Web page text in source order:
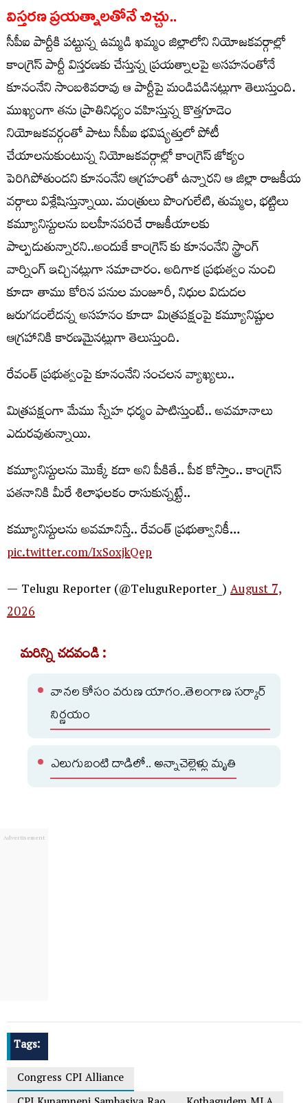
విస్తరణ ప్రయత్నాలతోనే చిచ్చు..
సీపీఐ పార్టీకి పట్టున్న ఉమ్మడి ఖమ్మం జిల్లాలోని నియోజకవర్గాల్లో
కాంగ్రెస్ పార్టీ విస్తరణకు చేస్తున్న ప్రయత్నాలపై అసహనంతోనే
కూనంనేని సాంబశివరావు ఆ పార్టీపై మండిపడినట్లుగా తెలుస్తుంది.
ముఖ్యంగా తను ప్రాతినిధ్యం వహిస్తున్న కొత్తగూడెం
నియోజకవర్గంతో పాటు సీపీఐ భవిష్యత్తులో పోటీ
చేయాలనుకుంటున్న నియోజకవర్గాల్లో కాంగ్రెస్ జోక్యం
పెరిగిపోతుందని కూనంనేని ఆగ్రహంతో ఉన్నారని ఆ జిల్లా రాజకీయ
వర్గాలు విశ్లేషిస్తున్నాయి. మంత్రులు పొంగులేటి, తుమ్మల, భట్టిలు
కమ్యూనిస్టులను బలహీనపరిచే రాజకీయాలకు
పాల్పడుతున్నారని..అందుకే కాంగ్రెస్ కు కూనంనేని స్ట్రాంగ్
వార్నింగ్ ఇచ్చినట్లుగా సమాచారం. అదిగాక ప్రభుత్వం నుంచి
కూడా తాము కోరిన పనుల మంజూరీ, నిధుల విడుదల
జరుగడంలేదన్న అసహనం కూడా మిత్రపక్షంపై కమ్యూనిష్టుల
ఆగ్రహానికి కారణమైనట్లుగా తెలుస్తుంది.
రేవంత్ ప్ర‌భుత్వంపై కూనంనేని సంచ‌ల‌న వ్యాఖ్య‌లు..
మిత్రపక్షంగా మేము స్నేహ ధర్మం పాటిస్తుంటే.. అవమానాలు
ఎదురవుతున్నాయి.
కమ్యూనిస్టుల‌ను మొక్కే కదా అని పీకితే.. పీక కోస్తాం.. కాంగ్రెస్
పతనానికి మీరే శిలాఫలకం రాసుకున్న‌ట్టే..
క‌మ్యూనిస్టుల‌ను అవ‌మానిస్తే.. రేవంత్ ప్ర‌భుత్వానికీ…
pic.twitter.com/IxSoxjkQep
— Telugu Reporter (@TeluguReporter_)August 7,
2026
మరిన్ని చదవండి :
వానల కోసం వరుణ యాగం..తెలంగాణ సర్కార్
నిర్ణయం
ఎలుగుబంటి దాడిలో.. అన్నాచెల్లెళ్లు మృతి
Tags:
Congress CPI Alliance